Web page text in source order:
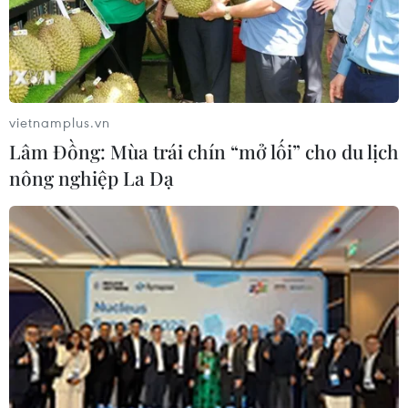
phá của nhiệm kỳ mới. Nếu trước đây hội viên
chủ yếu sinh hoạt theo địa bàn dân cư, thì thời
gian tới sẽ được tổ chức theo ngành nghề, lĩnh
vực sản xuất. Theo đó, người trồng lúa, chăn
chi, tổ hội nghề nghiệp tương ứng. Cách làm
này không chỉ giúp các hoạt động tập huấn,
chuyển giao khoa học kỹ thuật sát với nhu cầu
thực tế hơn, mà còn tạo nền tảng để phát triển
kinh tế tập thể, thúc đẩy liên kết sản xuất và
tiêu thụ sản phẩm.
Ông Lương Quốc Đoàn cho rằng thực tế nhiều
hợp tác xã hoạt động chưa hiệu quả do các
thành viên sản xuất khác ngành nghề, thiếu sự
gắn kết về lợi ích kinh tế. Việc tổ chức lại theo
ngành hàng sẽ giúp hội viên có chung nhu cầu,
vietnamplus.vn
Lâm Đồng: Mùa trái chín “mở lối” cho du lịch
nông nghiệp La Dạ